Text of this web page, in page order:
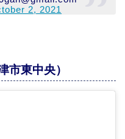
2, 2021
市東中央）